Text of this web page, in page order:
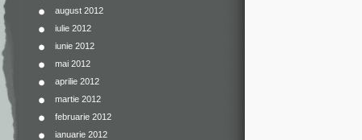
august 2012
iulie 2012
iunie 2012
mai 2012
aprilie 2012
martie 2012
februarie 2012
ianuarie 2012